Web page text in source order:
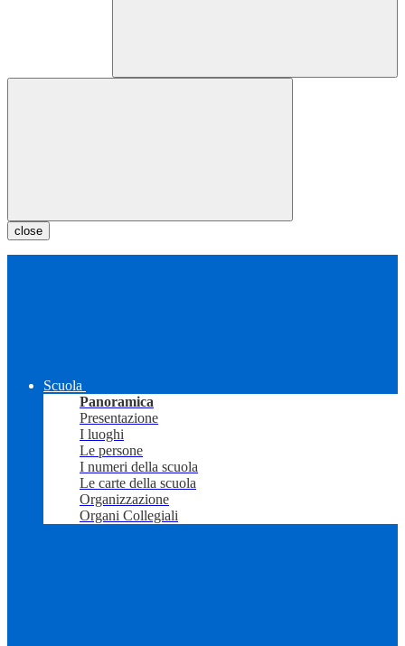
close
Scuola
Panoramica
Presentazione
I luoghi
Le persone
I numeri della scuola
Le carte della scuola
Organizzazione
Organi Collegiali